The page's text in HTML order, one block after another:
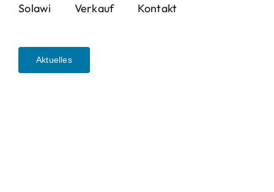
Solawi Verkauf Kontakt
Aktuelles